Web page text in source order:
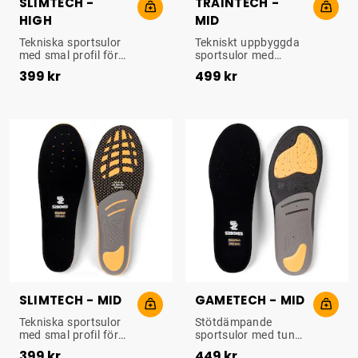
HIGH
UPPBYGGD SULA
Tekniska sportsulor
med smal profil för
dämpning. Passar bl
Pris: 399 kr
399 kr
MID
UPPBYGGD SULA
Tekniskt uppbyggda
sportsulor med
maximal dämpning
Pris: 499 kr
499 kr
SLIMTECH - MID
UPPBYGGD SULA
Tekniska sportsulor
med smal profil för
Pris: 399 kr
GAMETECH - MID
UPPBYGGD SULA
Stötdämpande
sportsulor med tunn
Pris: 449 kr